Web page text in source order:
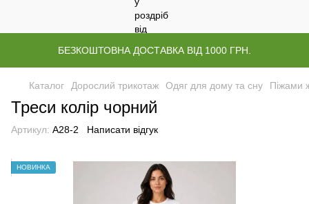
БЕЗКОШТОВНА ДОСТАВКА ВІД 1000 ГРН.
Каталог Дорослий трикотаж Одяг для дому та сну Піжами
Треси колір чорний
Артикул: А28-2 Написати відгук
НОВИНКА